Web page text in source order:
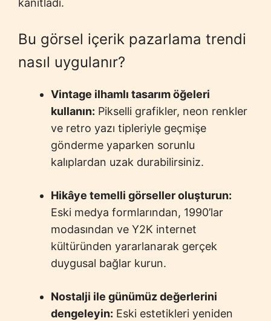
kanıtladı.
Bu görsel içerik pazarlama trendi
nasıl uygulanır?
Vintage ilhamlı tasarım öğeleri
kullanın: Pikselli grafikler, neon renkler
ve retro yazı tipleriyle geçmişe
gönderme yaparken sorunlu
kalıplardan uzak durabilirsiniz.
Hikâye temelli görseller oluşturun:
Eski medya formlarından, 1990’lar
modasından ve Y2K internet
kültüründen yararlanarak gerçek
duygusal bağlar kurun.
Nostalji ile günümüz değerlerini
dengeleyin: Eski estetikleri yeniden